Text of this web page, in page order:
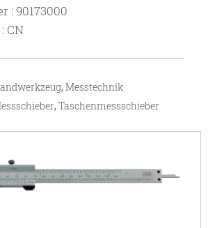
: 90173000
CN
,Messtechnik
,Taschenmessschieber